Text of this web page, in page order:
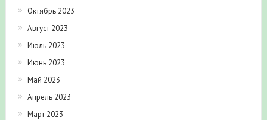
Октябрь 2023
Август 2023
Июль 2023
Июнь 2023
Май 2023
Апрель 2023
Март 2023